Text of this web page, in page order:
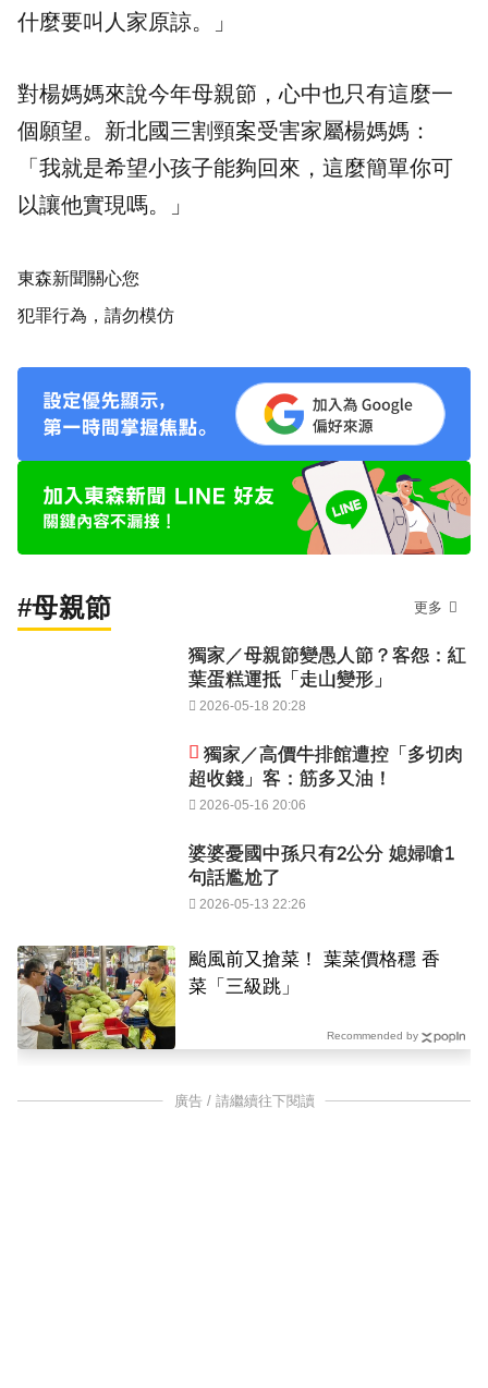
什麼要叫人家原諒。」
對楊媽媽來說今年母親節，心中也只有這麼一
個願望。新北國三割頸案受害家屬楊媽媽：
「我就是希望小孩子能夠回來，這麼簡單你可
以讓他實現嗎。」
東森新聞關心您
犯罪行為，請勿模仿
#母親節 更多
獨家／母親節變愚人節？客怨：紅
葉蛋糕運抵「走山變形」
2026-05-18 20:28
獨家／高價牛排館遭控「多切肉
超收錢」客：筋多又油！
2026-05-16 20:06
婆婆憂國中孫只有2公分 媳婦嗆1
句話尷尬了
2026-05-13 22:26
颱風前又搶菜！ 葉菜價格穩 香
菜「三級跳」
Recommended by
廣告 / 請繼續往下閱讀